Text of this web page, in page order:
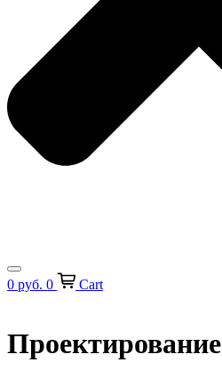
0 руб. 0 Cart
Проектирование